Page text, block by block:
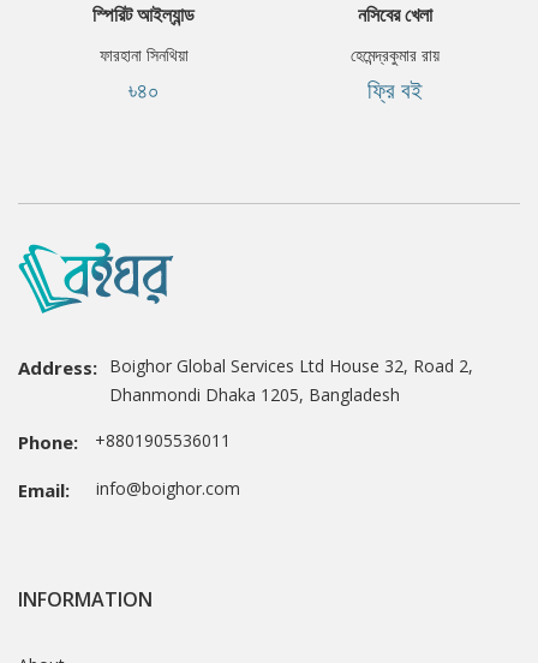
স্পিরিট আইল্যান্ড
ফারহানা সিনথিয়া
৳৪০
নসিবের খেলা
হেমেন্দ্রকুমার রায়
ফ্রি বই
Address: Boighor Global Services Ltd House 32, Road 2,
Dhanmondi Dhaka 1205, Bangladesh
Phone: +8801905536011
Email: info@boighor.com
INFORMATION